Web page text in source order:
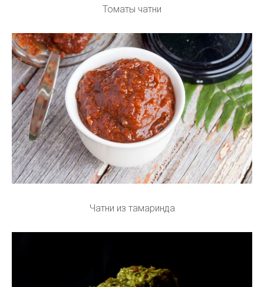
Томаты чатни
Чатни из тамаринда